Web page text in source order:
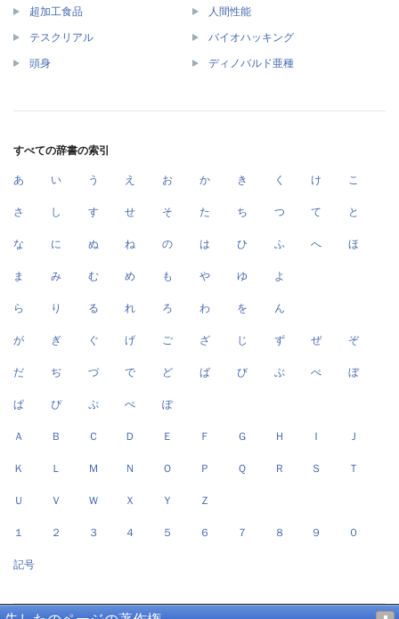
超加工食品 人間性能
テスクリアル バイオハッキング
頭身 ディノバルド亜種
すべての辞書の索引
あ い う え お か き く け こ
さ し す せ そ た ち つ て と
な に ぬ ね の は ひ ふ へ ほ
ま み む め も や ゆ よ
ら り る れ ろ わ を ん
が ぎ ぐ げ ご ざ じ ず ぜ ぞ
だ ぢ づ で ど ば び ぶ べ ぼ
ぱ ぴ ぷ ぺ ぽ
Ａ Ｂ Ｃ Ｄ Ｅ Ｆ Ｇ Ｈ Ｉ Ｊ
Ｋ Ｌ Ｍ Ｎ Ｏ Ｐ Ｑ Ｒ Ｓ Ｔ
Ｕ Ｖ Ｗ Ｘ Ｙ Ｚ
１ ２ ３ ４ ５ ６ ７ ８ ９ ０
記号